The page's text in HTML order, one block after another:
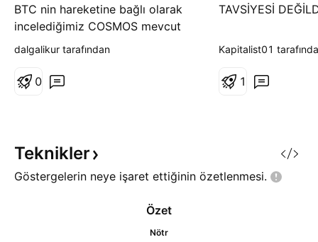
BTC nin hareketine bağlı olarak
incelediğimiz COSMOS mevcut
üssel periyotlarını yeniden retest
günlük üssel ortamalasını saat
almış durumunda. Gün kapanışını
22,37 seviyesinin üs
dalgalikur tarafından
0
TAVSİYESİ
Kapitalist01
1
Teknikler
Göstergelerin neye işaret ettiğinin özetlenmesi.
Özet
Nötr